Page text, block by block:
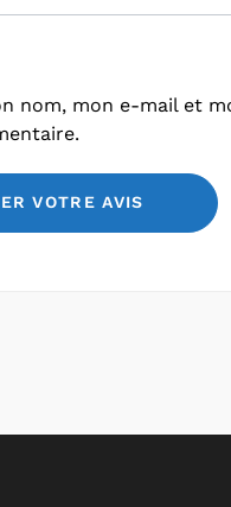
nom, mon e-mail et